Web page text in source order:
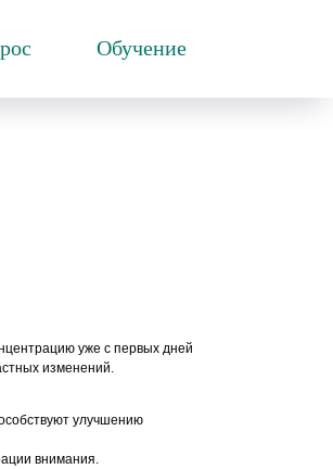
Обучение
уже с первых дней
изменений.
улучшению
внимания.